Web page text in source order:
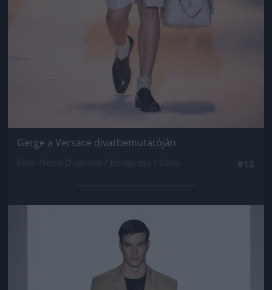
Gerge a Versace divatbemutatóján
Jön még kép!